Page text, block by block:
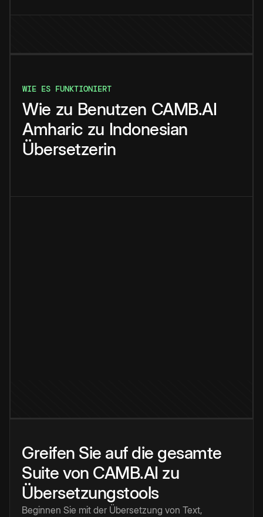
WIE ES FUNKTIONIERT
Wie zu Benutzen CAMB.AI
Amharic zu Indonesian
Übersetzerin
Greifen Sie auf die gesamte
Suite von CAMB.AI zu
Übersetzungstools
Beginnen Sie mit der Übersetzung von Text,